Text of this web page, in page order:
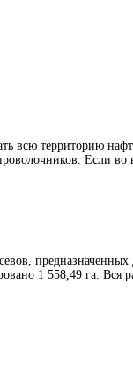
всю территорию
Если во
предназначенных
1 558,49 га. Вся